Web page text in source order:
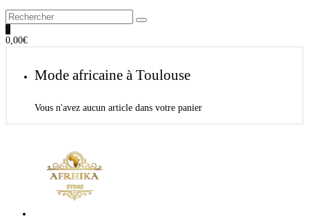
0
0,00€
Mode africaine à Toulouse
Vous n'avez aucun article dans votre panier